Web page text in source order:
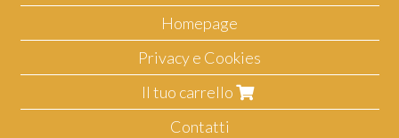
Homepage
Privacy e Cookies
Il tuo carrello
Contatti